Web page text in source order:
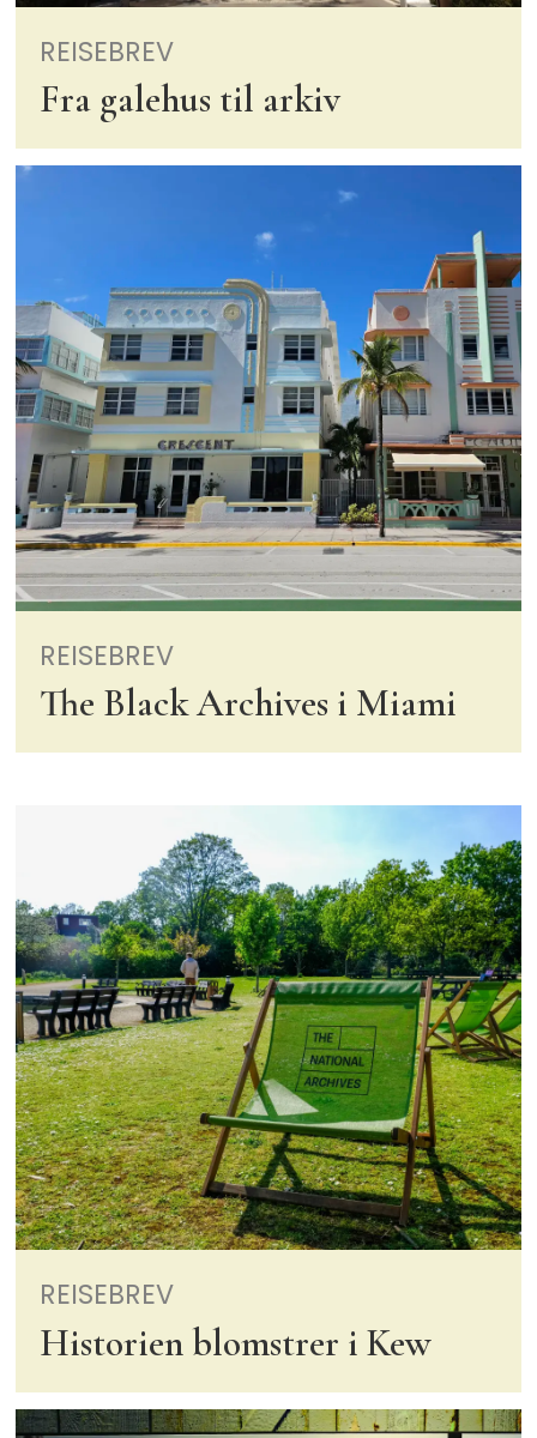
REISEBREV
Fra galehus til arkiv
REISEBREV
The Black Archives i Miami
REISEBREV
Historien blomstrer i Kew